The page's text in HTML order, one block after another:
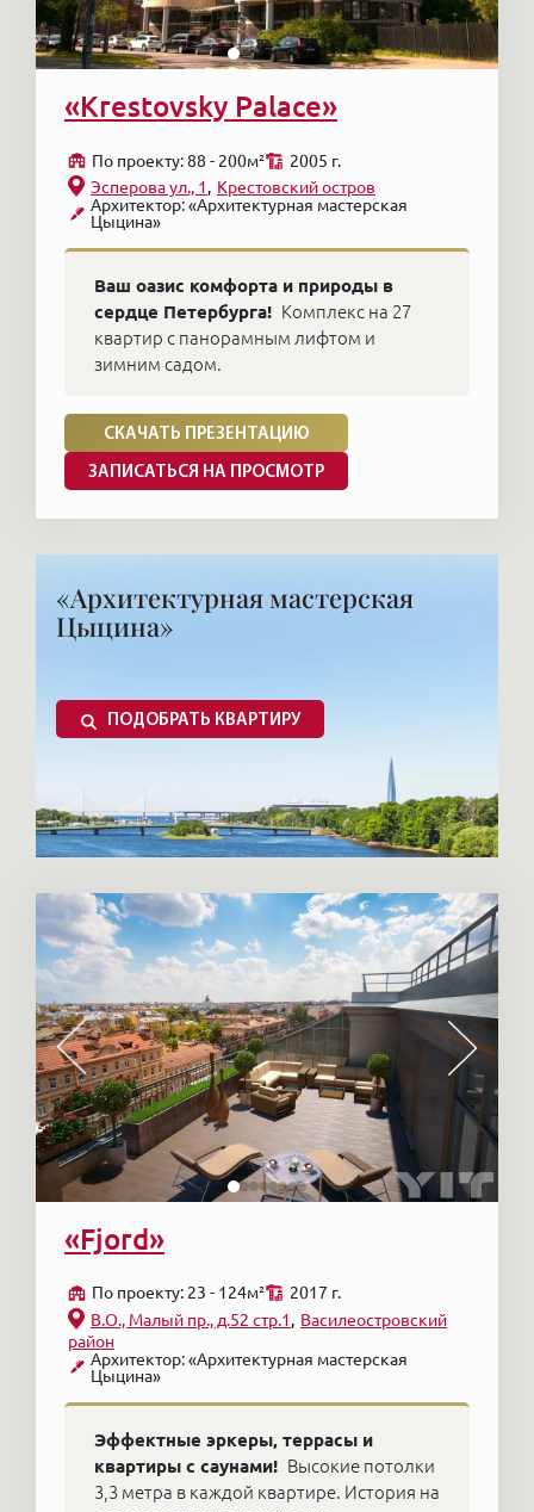
«Krestovsky Palace»
По проекту: 88 - 200м² 2005 г.
Архитектор: «Архитектурная мастерская
Цыцина»
Эсперова ул., 1 Крестовский остров
Ваш оазис комфорта и природы в
сердце Петербурга! Комплекс на 27
квартир с панорамным лифтом и
зимним садом.
СКАЧАТЬ ПРЕЗЕНТАЦИЮ
ЗАПИСАТЬСЯ НА ПРОСМОТР
«Архитектурная мастерская
Цыцина»
ПОДОБРАТЬ КВАРТИРУ
«Fjord»
По проекту: 23 - 124м² 2017 г.
Архитектор: «Архитектурная мастерская
Цыцина»
В.О., Малый пр., д.52 стр.1
Василеостровский
район
Эффектные эркеры, террасы и
квартиры с саунами! Высокие потолки
3,3 метра в каждой квартире. История на